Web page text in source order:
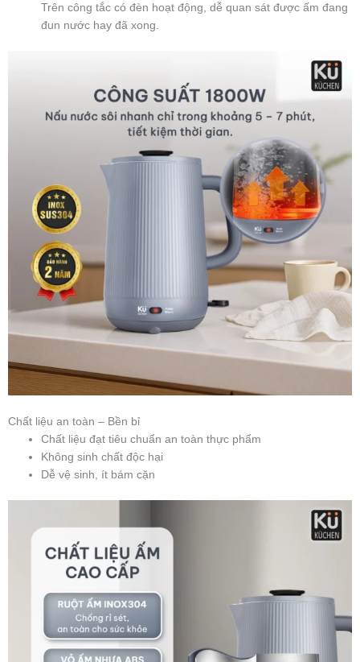
Trên công tắc có đèn hoạt động, dễ quan sát được ấm đang
đun nước hay đã xong.
Chất liệu an toàn – Bền bỉ
Chất liệu đạt tiêu chuẩn an toàn thực phẩm
Không sinh chất độc hại
Dễ vệ sinh, ít bám cặn